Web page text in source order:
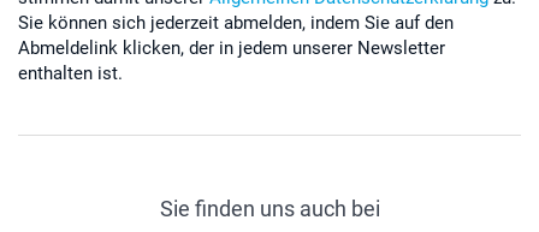
Sie können sich jederzeit abmelden, indem Sie auf den
Abmeldelink klicken, der in jedem unserer Newsletter
enthalten ist.
Sie finden uns auch bei